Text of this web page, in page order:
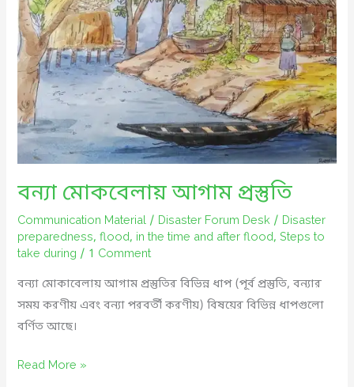
ও
জলাবদ্ধতা
এবং
এসময়
শিশু
সুরক্ষা
বন্যা মোকবেলায় আগাম প্রস্তুতি
Communication Material / Disaster Forum Desk / Disaster
preparedness,flood, in the time and after flood,Steps to
take during / 1 Comment
বন্যা মোকাবেলায় আগাম প্রস্তুতির বিভিন্ন ধাপ (পূর্ব প্রস্তুতি, বন্যার
সময় করণীয় এবং বন্যা পরবর্তী করণীয়) বিষয়ের বিভিন্ন ধাপগুলো
বর্ণিত আছে।
বন্যা
Read More »